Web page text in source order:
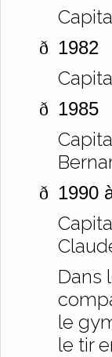
ð 1982
ð 1985
ð 1990
Dans
le
le tir